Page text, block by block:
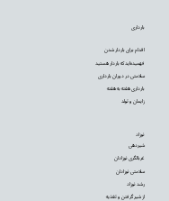
نوزاد
شیردهی
غربالگری نوزادان
سلامتی نوزادان
رشد نوزاد
از شیر گرفتن و تغذیه
بارداری
اقدام برای باردار شدن
فهمیده‌اید که باردار هستید
سلامتی در دوران بارداری
بارداری هفته به هفته
زایمان و تولد